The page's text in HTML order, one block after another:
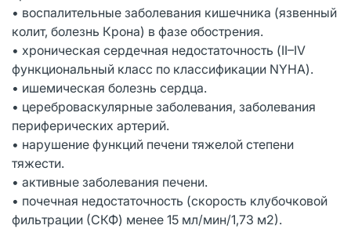
• воспалительные заболевания кишечника (язвенный
колит, болезнь Крона) в фазе обострения.
• хроническая сердечная недостаточность (II–IV
функциональный класс по классификации NYHA).
• ишемическая болезнь сердца.
• цереброваскулярные заболевания, заболевания
периферических артерий.
• нарушение функций печени тяжелой степени
тяжести.
• активные заболевания печени.
• почечная недостаточность (скорость клубочковой
фильтрации (СКФ) менее 15 мл/мин/1,73 м2).